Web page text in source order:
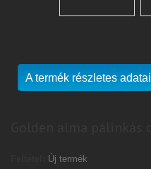
A termék részletes adatai
Új termék